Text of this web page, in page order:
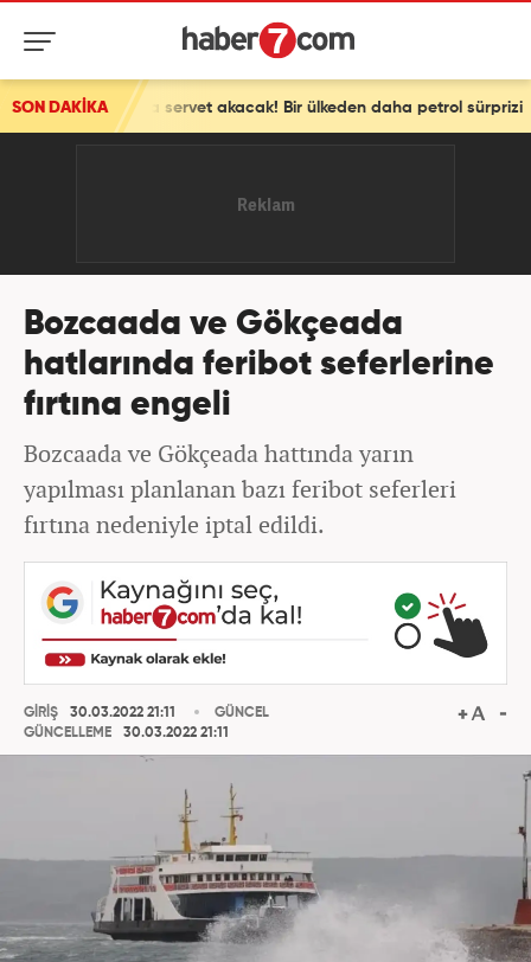
SON DAKİKAservet akacak! Bir ülkeden daha petrol sürprizi
Bozcaada ve Gökçeada
hatlarında feribot seferlerine
fırtına engeli
Bozcaada ve Gökçeada hattında yarın
yapılması planlanan bazı feribot seferleri
fırtına nedeniyle iptal edildi.
GİRİŞ
30.03.2022 21:11
GÜNCELLEME
30.03.2022 21:11
GÜNCEL